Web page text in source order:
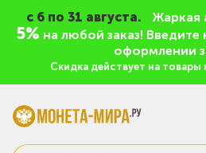
c 6 по 31 августа. Жаркая
5% на любой заказ! Введите
оформлении
Скидка действует на товары